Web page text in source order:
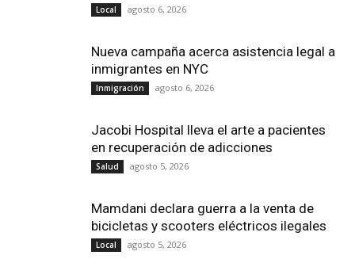
Local agosto 6, 2026
Nueva campaña acerca asistencia legal a
inmigrantes en NYC
Inmigración agosto 6, 2026
Jacobi Hospital lleva el arte a pacientes
en recuperación de adicciones
Salud agosto 5, 2026
Mamdani declara guerra a la venta de
bicicletas y scooters eléctricos ilegales
Local agosto 5, 2026